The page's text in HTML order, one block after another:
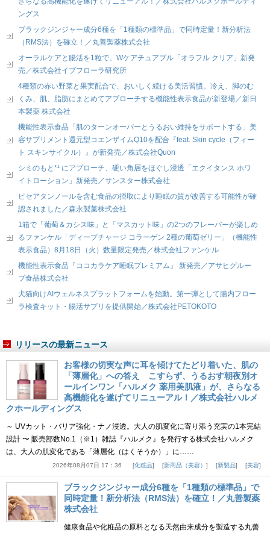
ングス
ブラックジンジャー成分6種を「1種類の標準品」で同時定量！新分析法
（RMS法）を確立！／丸善製薬株式会社
オーラルケアと腸活を1粒で。Wケアチュアブル「オラフル クリア」新発
売／株式会社イブフローラ研究所
4種類の赤い野菜と果実配合で、おいしく続ける美活習慣。冷え、脚のむ
くみ、肌、脂肪にまとめてアプローチする機能性表示食品が新登場／新日
本製薬 株式会社
機能性表示食品「肌のターンオーバーとうるおい維持をサポートする」美
容サプリメント還元型コエンザイムQ10を配合『feat. Skin cycle（フィー
ト スキンサイクル）』が新発売／株式会社Quon
シミのもと*¹ にアプローチ、硬い角層をほぐし浸透「エクイタンス ホワ
イトローション」新発売／サンスター株式会社
ピセアタンノールを含む食品の摂取により睡眠の質が改善する可能性が確
認されました／森永製菓株式会社
1箱で「葡萄＆カシス味」と「マスカット味」の2つのフレーバーが楽しめ
るファンケル「ディープチャージ コラーゲン 2種の葡萄ゼリー」（機能性
表示食品）8月18日（火）数量限定発売／株式会社ファンケル
機能性表示食品『ココカラケア睡眠プレミアム』 新発売／アサヒグルー
プ食品株式会社
犬猫向けAIウェルネスプラットフォームを始動。第一弾として腸内フロー
ラ検査キット・腸活サプリを提供開始／株式会社PETOKOTO
リリースの最新ニュース
お客様の切実な声に耳を傾けてたどり着いた、肌の
「薄層化」への答え こすらず、うるおす朝夜別オ
ールインワン「ハルメク 薬用美肌液」が、さらなる
高機能化を遂げてリニューアル！／株式会社ハルメ
クホールディングス
～ UVカット・バリア強化・ナノ浸透。大人の肌変化に寄り添う充実の1本完結
設計 〜 販売部数No.1（※1）雑誌『ハルメク』を発行する株式会社ハルメク
は、大人の肌変化である「薄層化（はくそうか）」に……
2026年08月07日 17：36 化粧品 新商品（美容） 新製品 美容
ブラックジンジャー成分6種を「1種類の標準品」で
同時定量！新分析法（RMS法）を確立！／丸善製薬
株式会社
健康食品や化粧品の原料となる天然由来成分を製造する丸善